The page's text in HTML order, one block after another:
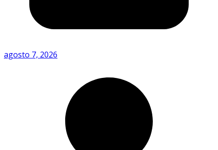
agosto 7, 2026